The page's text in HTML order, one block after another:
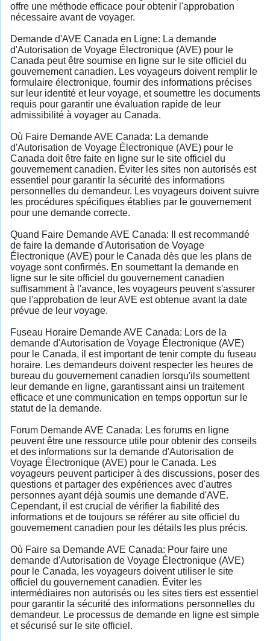
offre une méthode efficace pour obtenir l'approbation
nécessaire avant de voyager.
Demande d'AVE Canada en Ligne: La demande
d'Autorisation de Voyage Électronique (AVE) pour le
Canada peut être soumise en ligne sur le site officiel du
gouvernement canadien. Les voyageurs doivent remplir le
formulaire électronique, fournir des informations précises
sur leur identité et leur voyage, et soumettre les documents
requis pour garantir une évaluation rapide de leur
admissibilité à voyager au Canada.
Où Faire Demande AVE Canada: La demande
d'Autorisation de Voyage Électronique (AVE) pour le
Canada doit être faite en ligne sur le site officiel du
gouvernement canadien. Éviter les sites non autorisés est
essentiel pour garantir la sécurité des informations
personnelles du demandeur. Les voyageurs doivent suivre
les procédures spécifiques établies par le gouvernement
pour une demande correcte.
Quand Faire Demande AVE Canada: Il est recommandé
de faire la demande d'Autorisation de Voyage
Électronique (AVE) pour le Canada dès que les plans de
voyage sont confirmés. En soumettant la demande en
ligne sur le site officiel du gouvernement canadien
suffisamment à l'avance, les voyageurs peuvent s'assurer
que l'approbation de leur AVE est obtenue avant la date
prévue de leur voyage.
Fuseau Horaire Demande AVE Canada: Lors de la
demande d'Autorisation de Voyage Électronique (AVE)
pour le Canada, il est important de tenir compte du fuseau
horaire. Les demandeurs doivent respecter les heures de
bureau du gouvernement canadien lorsqu'ils soumettent
leur demande en ligne, garantissant ainsi un traitement
efficace et une communication en temps opportun sur le
statut de la demande.
Forum Demande AVE Canada: Les forums en ligne
peuvent être une ressource utile pour obtenir des conseils
et des informations sur la demande d'Autorisation de
Voyage Électronique (AVE) pour le Canada. Les
voyageurs peuvent participer à des discussions, poser des
questions et partager des expériences avec d'autres
personnes ayant déjà soumis une demande d'AVE.
Cependant, il est crucial de vérifier la fiabilité des
informations et de toujours se référer au site officiel du
gouvernement canadien pour les détails les plus précis.
Où Faire sa Demande AVE Canada: Pour faire une
demande d'Autorisation de Voyage Électronique (AVE)
pour le Canada, les voyageurs doivent utiliser le site
officiel du gouvernement canadien. Éviter les
intermédiaires non autorisés ou les sites tiers est essentiel
pour garantir la sécurité des informations personnelles du
demandeur. Le processus de demande en ligne est simple
et sécurisé sur le site officiel.